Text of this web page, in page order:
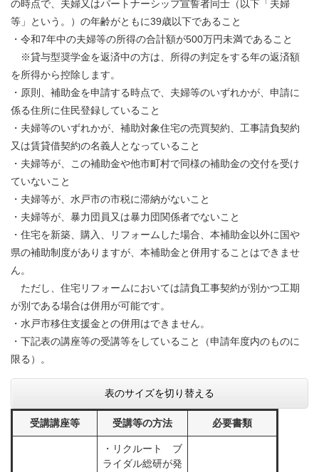
の時点で、夫婦又はパートナーシップ宣誓者同士（以下「夫婦
等」という。）の年齢がともに39歳以下であること
​・令和7年中の夫婦等の所得の合計額が500万円未満であること
※貸与型奨学金を返済中の方は、所得の判定をする年の返済額
を所得から控除します。
・原則、補助金を申請する時点で、夫婦等のいずれかが、申請に
係る住所に住民登録していること
・夫婦等のいずれかが、補助対象住宅の売買契約、工事請負契約
又は賃貸借契約の名義人となっていること
・夫婦等が、この補助金や他市町村で同様の補助金の交付を受け
ていないこと
・夫婦等が、水戸市の市税に滞納がないこと
・夫婦等が、暴力団員又は暴力団関係者でないこと
・住宅を新築、購入、リフォームした場合、本補助金以外に国や
県の補助制度がありますが、本補助金と併用することはできませ
ん。
​ ただし、住宅リフォームにおいては請負工事契約が別かつ工期
が別である場合は併用が可能です。
・水戸市移住支援金との併用はできません。
・下記表の講座等の受講等をしていること（申請年度内のものに
限る）。
表のサイズを切り替える
受講講座等 受講等の方法 必要書類
・リクルート ブ
ライダル総研が発